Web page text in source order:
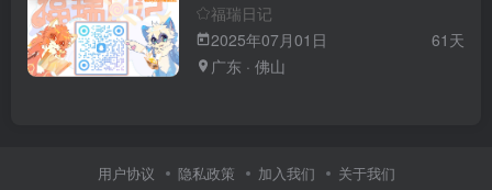
福瑞日记
2025年07月01日
61天
广东 · 佛山
用户协议 隐私政策 加入我们 关于我们